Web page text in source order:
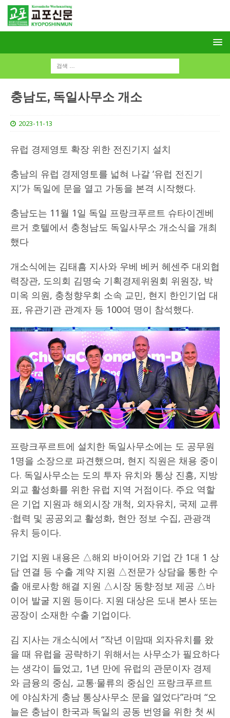
충남도, 독일사무소 개소
2023-11-13
유럽 경제영토 확장 위한 전진기지 설치
충남의 유럽 경제영토를 넓혀 나갈 ‘유럽 전진기
지’가 독일에 문을 열고 가동을 본격 시작했다.
충남도는 11월 1일 독일 프랑크푸르트 슈타이겐베
르거 호텔에서 충청남도 독일사무소 개소식을 개최
했다
개소식에는 김태흠 지사와 우베 베커 헤센주 대외협
력장관, 도의회 김명숙 기획경제위원회 위원장, 박
미옥 의원, 충청향우회 소속 교민, 현지 한인기업 대
표, 유관기관 관계자 등 100여 명이 참석했다.
프랑크푸르트에 설치한 독일사무소에는 도 공무원
1명을 소장으로 파견했으며, 현지 직원은 채용 중이
다. 독일사무소는 도의 투자 유치와 통상 진흥, 지방
외교 활성화를 위한 유럽 지역 거점이다. 주요 역할
은 기업 지원과 해외시장 개척, 외자유치, 국제 교류
·협력 및 공공외교 활성화, 현안 정보 수집, 관광객
유치 등이다.
기업 지원 내용은 △해외 바이어와 기업 간 1대 1 상
담 연결 등 수출 계약 지원 △전문가 상담을 통한 수
출 애로사항 해결 지원 △시장 동향·정보 제공 △바
이어 발굴 지원 등이다. 지원 대상은 도내 본사 또는
공장이 소재한 수출 기업이다.
김 지사는 개소식에서 “작년 이맘때 외자유치를 왔
을 때 유럽을 공략하기 위해서는 사무소가 필요하다
는 생각이 들었고, 1년 만에 유럽의 관문이자 경제
와 금융의 중심, 교통·물류의 중심인 프랑크푸르트
에 야심차게 충남 통상사무소 문을 열었다”라며 “오
늘은 충남이 한국과 독일의 공동 번영을 위한 첫 씨